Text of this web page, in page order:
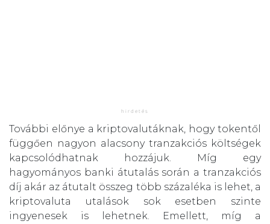
További előnye a kriptovalutáknak, hogy tokentől
függően nagyon alacsony tranzakciós költségek
kapcsolódhatnak hozzájuk. Míg egy
hagyományos banki átutalás során a tranzakciós
díj akár az átutalt összeg több százaléka is lehet, a
kriptovaluta utalások sok esetben szinte
ingyenesek is lehetnek. Emellett, míg a